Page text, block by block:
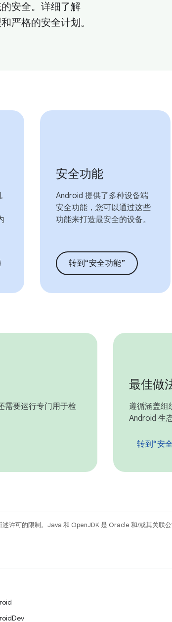
安全。详细了解
严格的安全计划。
安全功能
Android 提供了多种设备端
安全功能，您可以通过这些
功能来打造最安全的设备。
转到“安全功能”
需要运行专门用于检
最佳做
遵循涵盖组
Android 生
转到“安
述许可的限制。Java 和 OpenJDK 是 Oracle 和/或其关联